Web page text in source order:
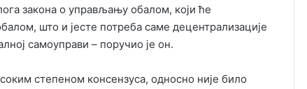
закона о управљању обалом, који ће
што и јесте потреба саме децентрализације
самоуправи – поручио је он.
степеном консензуса, односно није било